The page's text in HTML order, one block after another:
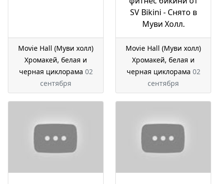
Movie Hall (Муви холл)
Хромакей, белая и
черная циклорама 02
сентября
SV Bikini - Снято в
Муви Холл.
Movie Hall (Муви холл)
Хромакей, белая и
черная циклорама 02
сентября